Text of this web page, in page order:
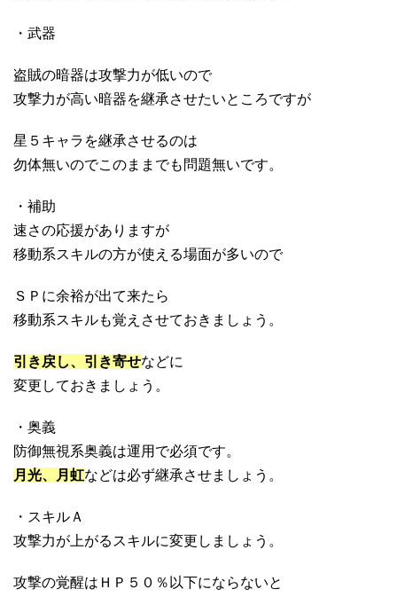
・武器
盗賊の暗器は攻撃力が低いので
攻撃力が高い暗器を継承させたいところですが
星５キャラを継承させるのは
勿体無いのでこのままでも問題無いです。
・補助
速さの応援がありますが
移動系スキルの方が使える場面が多いので
ＳＰに余裕が出て来たら
移動系スキルも覚えさせておきましょう。
引き戻し、引き寄せなどに
変更しておきましょう。
・奥義
防御無視系奥義は運用で必須です。
月光、月虹などは必ず継承させましょう。
・スキルＡ
攻撃力が上がるスキルに変更しましょう。
攻撃の覚醒はＨＰ５０％以下にならないと